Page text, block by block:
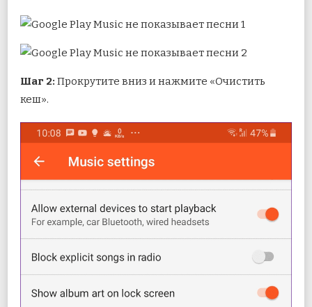
Шаг 2: Прокрутите вниз и нажмите «Очистить
кеш».